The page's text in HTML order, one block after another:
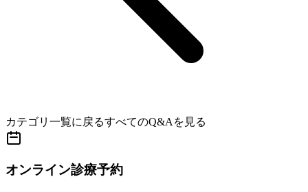
カテゴリ一覧に戻るすべてのQ&Aを見る
オンライン診療予約